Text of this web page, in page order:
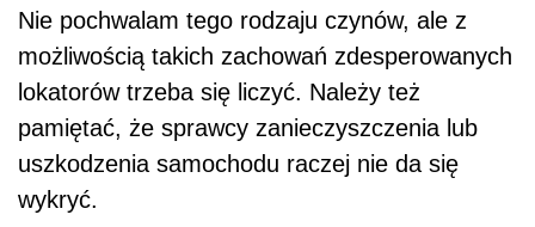
Nie pochwalam tego rodzaju czynów, ale z
możliwością takich zachowań zdesperowanych
lokatorów trzeba się liczyć. Należy też
pamiętać, że sprawcy zanieczyszczenia lub
uszkodzenia samochodu raczej nie da się
wykryć.